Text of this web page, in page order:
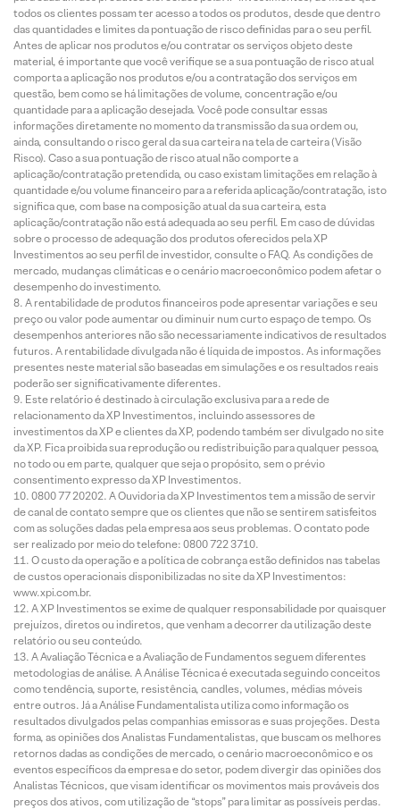
todos os clientes possam ter acesso a todos os produtos, desde que dentro
das quantidades e limites da pontuação de risco definidas para o seu perfil.
Antes de aplicar nos produtos e/ou contratar os serviços objeto deste
material, é importante que você verifique se a sua pontuação de risco atual
comporta a aplicação nos produtos e/ou a contratação dos serviços em
questão, bem como se há limitações de volume, concentração e/ou
quantidade para a aplicação desejada. Você pode consultar essas
informações diretamente no momento da transmissão da sua ordem ou,
ainda, consultando o risco geral da sua carteira na tela de carteira (Visão
Risco). Caso a sua pontuação de risco atual não comporte a
aplicação/contratação pretendida, ou caso existam limitações em relação à
quantidade e/ou volume financeiro para a referida aplicação/contratação, isto
significa que, com base na composição atual da sua carteira, esta
aplicação/contratação não está adequada ao seu perfil. Em caso de dúvidas
sobre o processo de adequação dos produtos oferecidos pela XP
Investimentos ao seu perfil de investidor, consulte o FAQ. As condições de
mercado, mudanças climáticas e o cenário macroeconômico podem afetar o
desempenho do investimento.
A rentabilidade de produtos financeiros pode apresentar variações e seu
preço ou valor pode aumentar ou diminuir num curto espaço de tempo. Os
desempenhos anteriores não são necessariamente indicativos de resultados
futuros. A rentabilidade divulgada não é líquida de impostos. As informações
presentes neste material são baseadas em simulações e os resultados reais
poderão ser significativamente diferentes.
Este relatório é destinado à circulação exclusiva para a rede de
relacionamento da XP Investimentos, incluindo assessores de
investimentos da XP e clientes da XP, podendo também ser divulgado no site
da XP. Fica proibida sua reprodução ou redistribuição para qualquer pessoa,
no todo ou em parte, qualquer que seja o propósito, sem o prévio
consentimento expresso da XP Investimentos.
0800 77 20202. A Ouvidoria da XP Investimentos tem a missão de servir
de canal de contato sempre que os clientes que não se sentirem satisfeitos
com as soluções dadas pela empresa aos seus problemas. O contato pode
ser realizado por meio do telefone: 0800 722 3710.
O custo da operação e a política de cobrança estão definidos nas tabelas
de custos operacionais disponibilizadas no site da XP Investimentos:
www.xpi.com.br.
A XP Investimentos se exime de qualquer responsabilidade por quaisquer
prejuízos, diretos ou indiretos, que venham a decorrer da utilização deste
relatório ou seu conteúdo.
A Avaliação Técnica e a Avaliação de Fundamentos seguem diferentes
metodologias de análise. A Análise Técnica é executada seguindo conceitos
como tendência, suporte, resistência, candles, volumes, médias móveis
entre outros. Já a Análise Fundamentalista utiliza como informação os
resultados divulgados pelas companhias emissoras e suas projeções. Desta
forma, as opiniões dos Analistas Fundamentalistas, que buscam os melhores
retornos dadas as condições de mercado, o cenário macroeconômico e os
eventos específicos da empresa e do setor, podem divergir das opiniões dos
Analistas Técnicos, que visam identificar os movimentos mais prováveis dos
preços dos ativos, com utilização de “stops” para limitar as possíveis perdas.